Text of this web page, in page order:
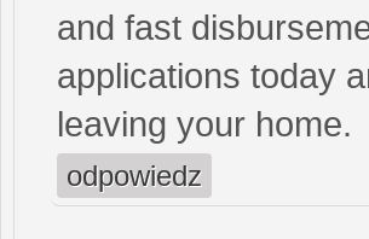
and fast
applications today
leaving your home.
odpowiedz